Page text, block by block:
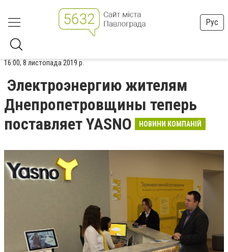
Рус
16:00, 8 листопада 2019 р.
Электроэнергию жителям
Днепропетровщины теперь
поставляет YASNO
НОВИНИ КОМПАНІЙ